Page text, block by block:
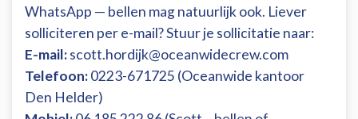
WhatsApp — bellen mag natuurlijk ook. Liever
solliciteren per e-mail? Stuur je sollicitatie naar:
E-mail:scott.hordijk@oceanwidecrew.com
Telefoon:0223-671725 (Oceanwide kantoor
Den Helder)